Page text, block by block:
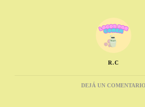
R.C
DEJÁ UN COMENTARIO